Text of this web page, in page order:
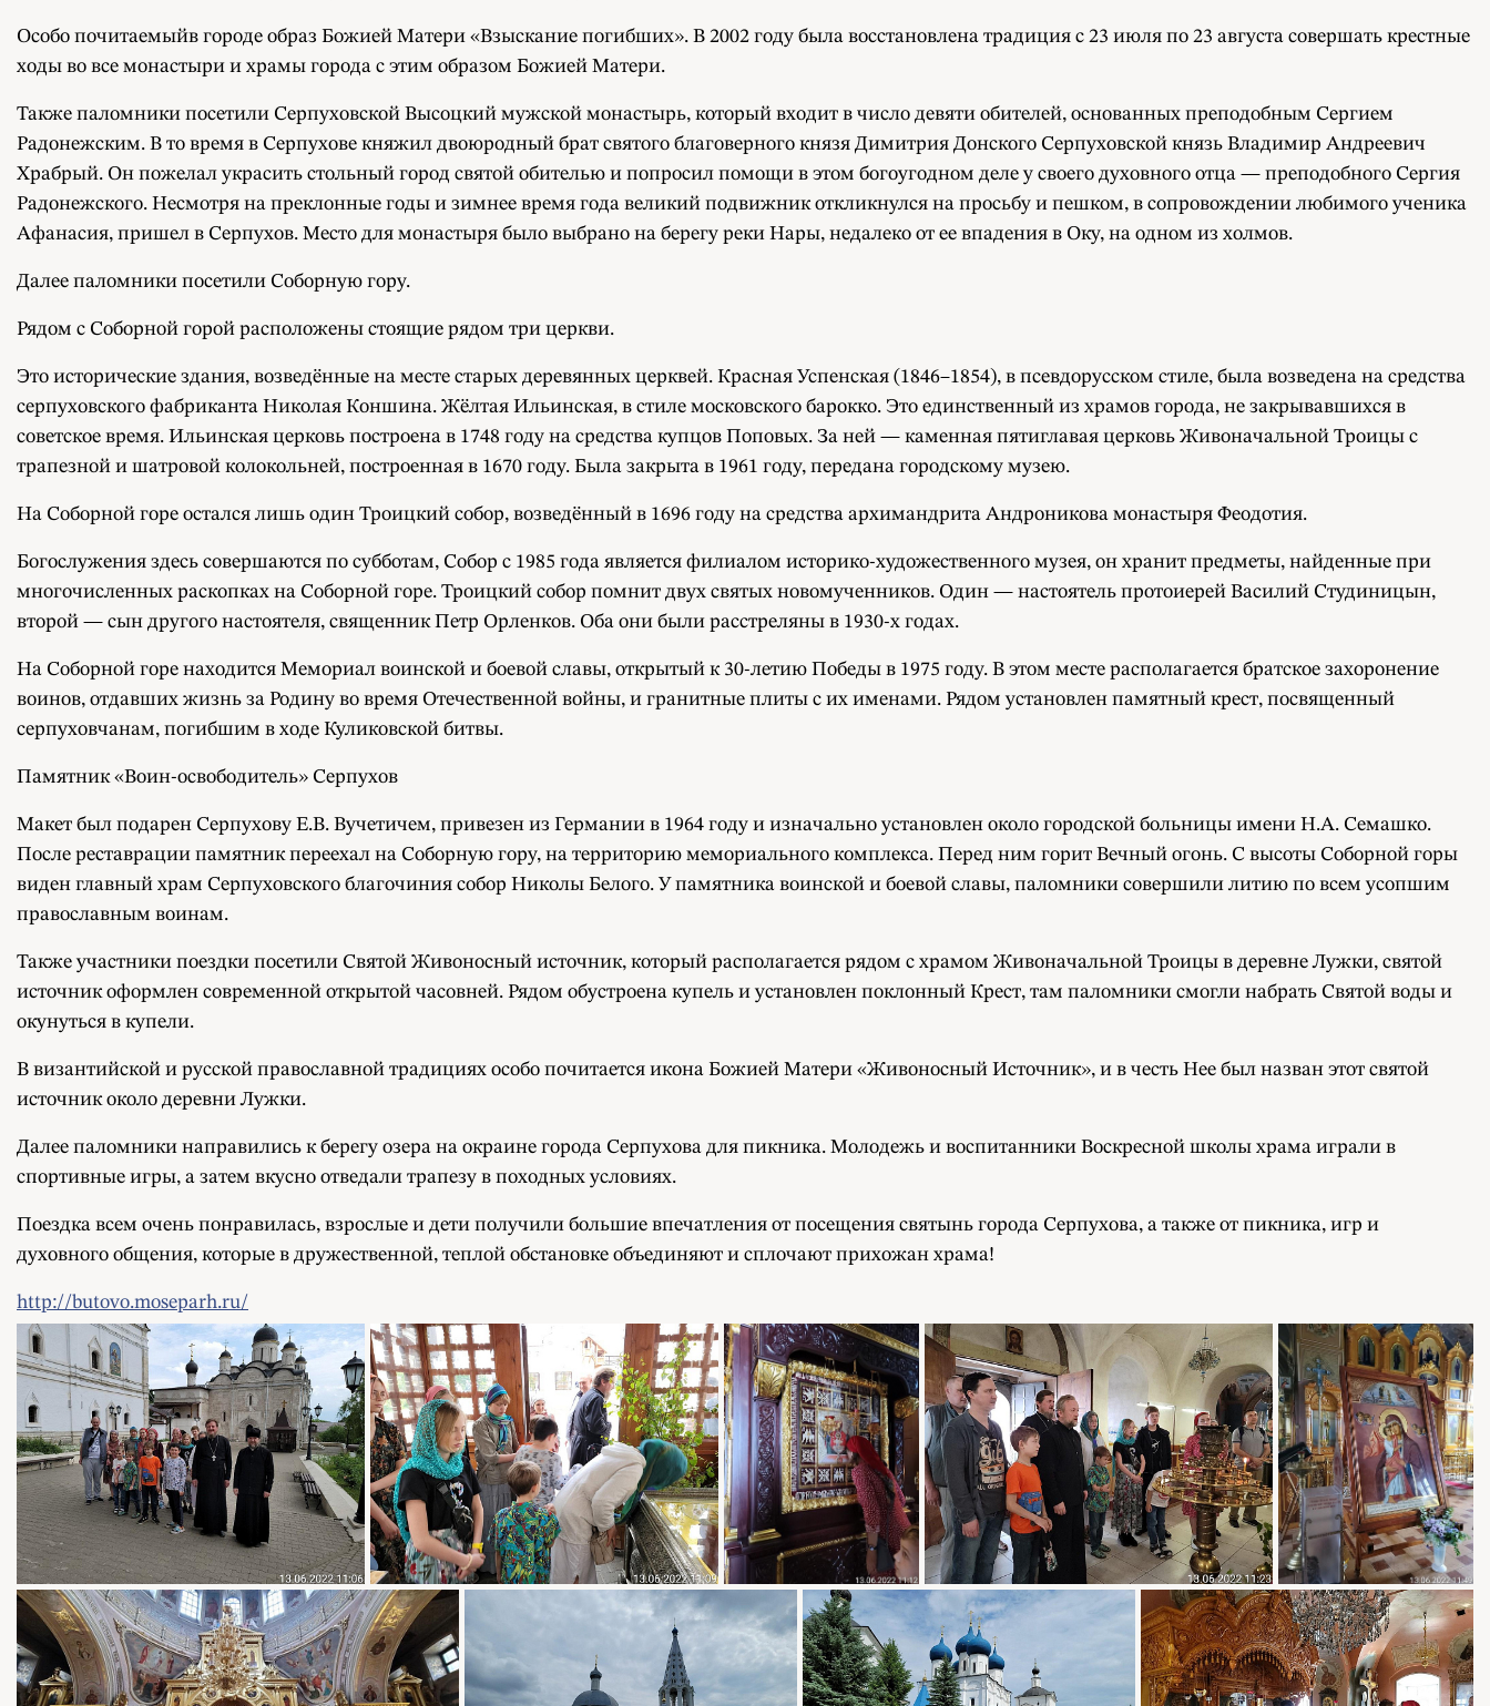
Особо почитаемыйв городе образ Божией Матери «Взыскание погибших». В 2002 году была восстановлена традиция с 23 июля по 23 августа совершать крестные
ходы во все монастыри и храмы города с этим образом Божией Матери.
Также паломники посетили Серпуховской Высоцкий мужской монастырь, который входит в число девяти обителей, основанных преподобным Сергием
Радонежским. В то время в Серпухове княжил двоюродный брат святого благоверного князя Димитрия Донского Серпуховской князь Владимир Андреевич
Храбрый. Он пожелал украсить стольный город святой обителью и попросил помощи в этом богоугодном деле у своего духовного отца — преподобного Сергия
Радонежского. Несмотря на преклонные годы и зимнее время года великий подвижник откликнулся на просьбу и пешком, в сопровождении любимого ученика
Афанасия, пришел в Серпухов. Место для монастыря было выбрано на берегу реки Нары, недалеко от ее впадения в Оку, на одном из холмов.
Далее паломники посетили Соборную гору.
Рядом с Соборной горой расположены стоящие рядом три церкви.
Это исторические здания, возведённые на месте старых деревянных церквей. Красная Успенская (1846–1854), в псевдорусском стиле, была возведена на средства
серпуховского фабриканта Николая Коншина. Жёлтая Ильинская, в стиле московского барокко. Это единственный из храмов города, не закрывавшихся в
советское время. Ильинская церковь построена в 1748 году на средства купцов Поповых. За ней — каменная пятиглавая церковь Живоначальной Троицы с
трапезной и шатровой колокольней, построенная в 1670 году. Была закрыта в 1961 году, передана городскому музею.
На Соборной горе остался лишь один Троицкий собор, возведённый в 1696 году на средства архимандрита Андроникова монастыря Феодотия.
Богослужения здесь совершаются по субботам, Собор с 1985 года является филиалом историко-художественного музея, он хранит предметы, найденные при
многочисленных раскопках на Соборной горе. Троицкий собор помнит двух святых новомученников. Один — настоятель протоиерей Василий Студиницын,
второй — сын другого настоятеля, священник Петр Орленков. Оба они были расстреляны в 1930-х годах.
На Соборной горе находится Мемориал воинской и боевой славы, открытый к 30-летию Победы в 1975 году. В этом месте располагается братское захоронение
воинов, отдавших жизнь за Родину во время Отечественной войны, и гранитные плиты с их именами. Рядом установлен памятный крест, посвященный
серпуховчанам, погибшим в ходе Куликовской битвы.
Памятник «Воин-освободитель» Серпухов
Макет был подарен Серпухову Е.В. Вучетичем, привезен из Германии в 1964 году и изначально установлен около городской больницы имени Н.А. Семашко.
После реставрации памятник переехал на Соборную гору, на территорию мемориального комплекса. Перед ним горит Вечный огонь. С высоты Соборной горы
виден главный храм Серпуховского благочиния собор Николы Белого. У памятника воинской и боевой славы, паломники совершили литию по всем усопшим
православным воинам.
Также участники поездки посетили Святой Живоносный источник, который располагается рядом с храмом Живоначальной Троицы в деревне Лужки, святой
источник оформлен современной открытой часовней. Рядом обустроена купель и установлен поклонный Крест, там паломники смогли набрать Святой воды и
окунуться в купели.
В византийской и русской православной традициях особо почитается икона Божией Матери «Живоносный Источник», и в честь Нее был назван этот святой
источник около деревни Лужки.
Далее паломники направились к берегу озера на окраине города Серпухова для пикника. Молодежь и воспитанники Воскресной школы храма играли в
спортивные игры, а затем вкусно отведали трапезу в походных условиях.
Поездка всем очень понравилась, взрослые и дети получили большие впечатления от посещения святынь города Серпухова, а также от пикника, игр и
духовного общения, которые в дружественной, теплой обстановке объединяют и сплочают прихожан храма!
http://butovo.moseparh.ru/